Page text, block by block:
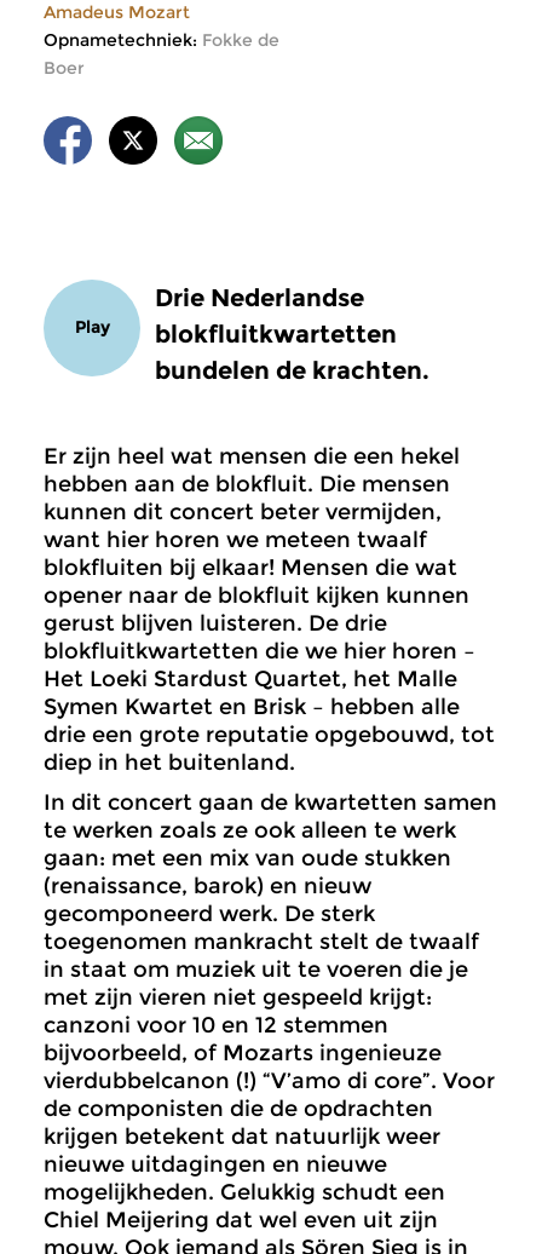
Amadeus Mozart
Opnametechniek: Fokke de
Boer
Play
Drie Nederlandse
blokfluitkwartetten
bundelen de krachten.
Er zijn heel wat mensen die een hekel
hebben aan de blokfluit. Die mensen
kunnen dit concert beter vermijden,
want hier horen we meteen twaalf
blokfluiten bij elkaar! Mensen die wat
opener naar de blokfluit kijken kunnen
gerust blijven luisteren. De drie
blokfluitkwartetten die we hier horen –
Het Loeki Stardust Quartet, het Malle
Symen Kwartet en Brisk – hebben alle
drie een grote reputatie opgebouwd, tot
diep in het buitenland.
In dit concert gaan de kwartetten samen
te werken zoals ze ook alleen te werk
gaan: met een mix van oude stukken
(renaissance, barok) en nieuw
gecomponeerd werk. De sterk
toegenomen mankracht stelt de twaalf
in staat om muziek uit te voeren die je
met zijn vieren niet gespeeld krijgt:
canzoni voor 10 en 12 stemmen
bijvoorbeeld, of Mozarts ingenieuze
vierdubbelcanon (!) “V’amo di core”. Voor
de componisten die de opdrachten
krijgen betekent dat natuurlijk weer
nieuwe uitdagingen en nieuwe
mogelijkheden. Gelukkig schudt een
Chiel Meijering dat wel even uit zijn
mouw. Ook iemand als Sören Sieg is in